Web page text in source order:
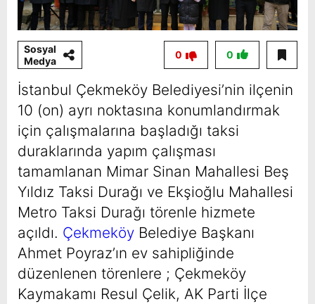
Sosyal
Medya
0
0
İstanbul Çekmeköy Belediyesi’nin ilçenin
10 (on) ayrı noktasına konumlandırmak
için çalışmalarına başladığı taksi
duraklarında yapım çalışması
tamamlanan Mimar Sinan Mahallesi Beş
Yıldız Taksi Durağı ve Ekşioğlu Mahallesi
Metro Taksi Durağı törenle hizmete
açıldı. Çekmeköy Belediye Başkanı
Ahmet Poyraz’ın ev sahipliğinde
düzenlenen törenlere ; Çekmeköy
Kaymakamı Resul Çelik, AK Parti İlçe